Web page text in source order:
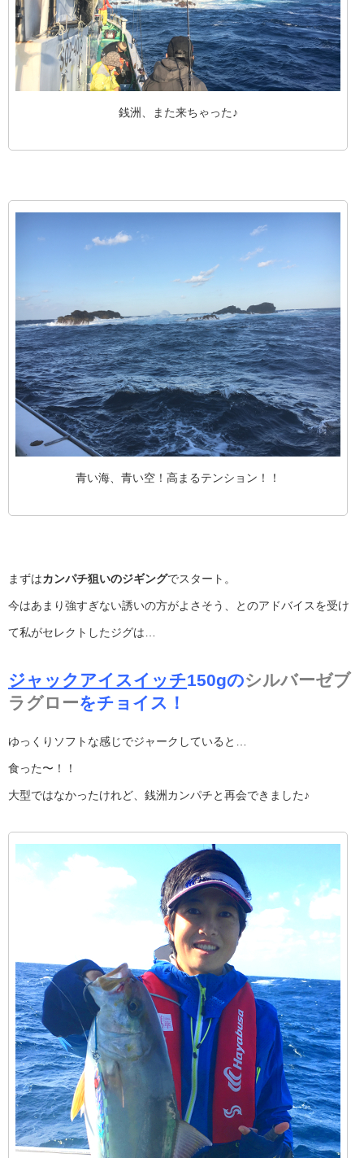
銭洲、また来ちゃった♪
青い海、青い空！高まるテンション！！
まずはカンパチ狙いのジギングでスタート。
今はあまり強すぎない誘いの方がよさそう、とのアドバイスを受け
て私がセレクトしたジグは…
ジャックアイスイッチ150gのシルバーゼブ
ラグローをチョイス！
ゆっくりソフトな感じでジャークしていると…
食った〜！！
大型ではなかったけれど、銭洲カンパチと再会できました♪